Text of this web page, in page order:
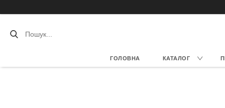
ГОЛОВНА КАТАЛОГ